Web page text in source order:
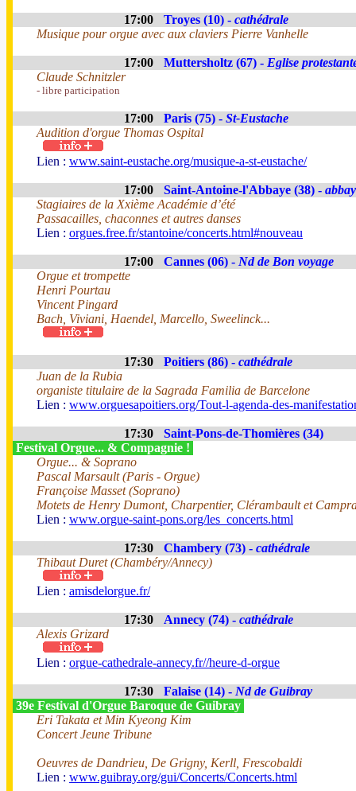
17:00 Troyes (10) - cathédrale
Musique pour orgue avec aux claviers Pierre Vanhelle
17:00 Muttersholtz (67) - Eglise
Claude Schnitzler
- libre participation
17:00 Paris (75) - St-Eustache
Audition d'orgue Thomas Ospital
Lien : www.saint-eustache.org/musique-a-st-eustache/
17:00 Saint-Antoine-l'Abbaye (38) -
Stagiaires de la Xxième Académie d’été
Passacailles, chaconnes et autres danses
Lien : orgues.free.fr/stantoine/concerts.html#nouveau
17:00 Cannes (06) - Nd de Bon voyage
Orgue et trompette
Henri Pourtau
Vincent Pingard
Bach, Viviani, Haendel, Marcello, Sweelinck...
17:30 Poitiers (86) - cathédrale
Juan de la Rubia
organiste titulaire de la Sagrada Familia de Barcelone
Lien : www.orguesapoitiers.org/Tout-l-agenda-des-
17:30
Saint-Pons-de-Thomières (34)
Festival Orgue... & Compagnie !
Orgue... & Soprano
Pascal Marsault (Paris - Orgue)
Françoise Masset (Soprano)
Motets de Henry Dumont, Charpentier, Clérambault et
Lien : www.orgue-saint-pons.org/les_concerts.html
17:30 Chambery (73) - cathédrale
Thibaut Duret (Chambéry/Annecy)
Lien : amisdelorgue.fr/
17:30 Annecy (74) - cathédrale
Alexis Grizard
Lien : orgue-cathedrale-annecy.fr//heure-d-orgue
17:30 Falaise (14) - Nd de Guibray
39e Festival d'Orgue Baroque de Guibray
Eri Takata et Min Kyeong Kim
Concert Jeune Tribune
Oeuvres de Dandrieu, De Grigny, Kerll, Frescobaldi
Lien : www.guibray.org/gui/Concerts/Concerts.html